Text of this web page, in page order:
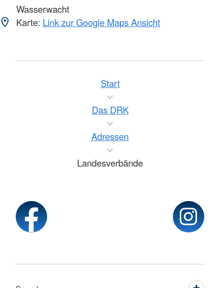
Wasserwacht
Karte: Link zur Google Maps Ansicht
Start
Das DRK
Adressen
Landesverbände